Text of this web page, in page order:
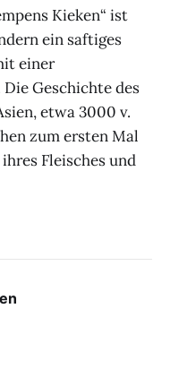
Kieken“ ist
ein saftiges
einer
Geschichte des
etwa 3000 v.
zum ersten Mal
Fleisches und